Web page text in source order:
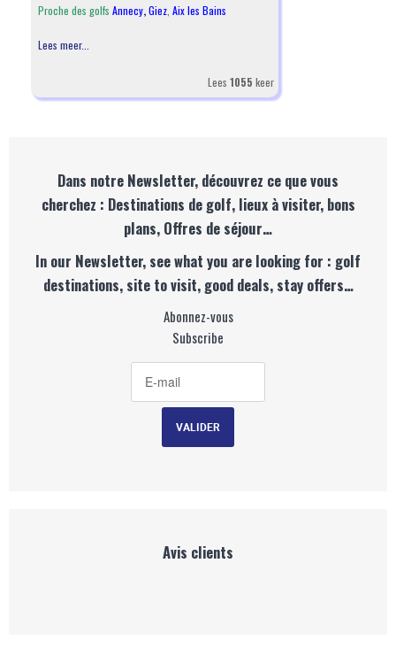
Proche des golfs Annecy,Giez, Aix les Bains
Lees meer...
Lees 1055 keer
Dans notre Newsletter, découvrez ce que vous
cherchez : Destinations de golf, lieux à visiter, bons
plans, Offres de séjour…
In our Newsletter, see what you are looking for : golf
destinations, site to visit, good deals, stay offers…
Abonnez-vous
Subscribe
Avis clients